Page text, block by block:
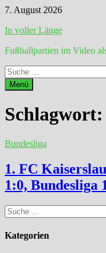
Zum
springen
7. August 2026
In voller Länge
Fußballpartien im Video
Suche
nach:
Menü
Schlagwort:
Bundesliga
1. FC
1:0, Bundesliga
Suche
nach:
Kategorien